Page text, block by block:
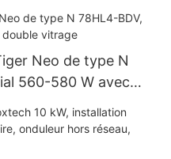
Neo de type N
560-580 W avec